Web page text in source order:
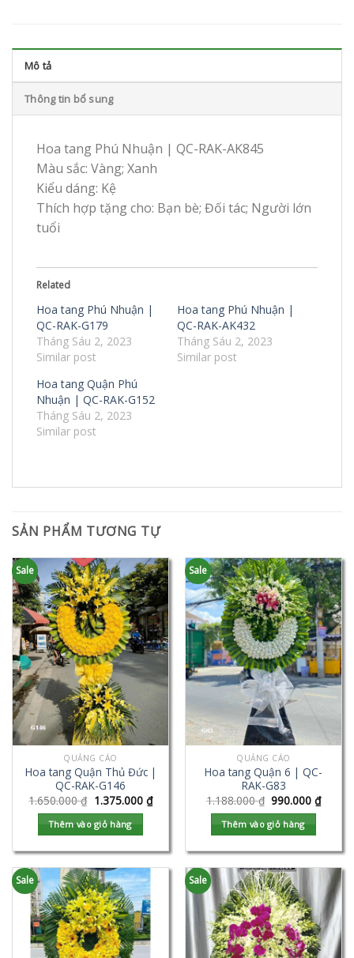
Mô tả
Thông tin bổ sung
Hoa tang Phú Nhuận | QC-RAK-AK845
Màu sắc: Vàng; Xanh
Kiểu dáng: Kệ
Thích hợp tặng cho: Bạn bè; Đối tác; Người lớn
tuổi
Related
Hoa tang Phú Nhuận |
QC-RAK-G179
Tháng Sáu 2, 2023
Similar post
Hoa tang Phú Nhuận |
QC-RAK-AK432
Tháng Sáu 2, 2023
Similar post
Hoa tang Quận Phú
Nhuận | QC-RAK-G152
Tháng Sáu 2, 2023
Similar post
SẢN PHẨM TƯƠNG TỰ
Sale
QUẢNG CÁO
Hoa tang Quận Thủ Đức |
QC-RAK-G146
1.650.000₫ 1.375.000 ₫
Thêm vào giỏ hàng
Sale
QUẢNG CÁO
Hoa tang Quận 6 | QC-
RAK-G83
1.188.000₫ 990.000₫
Thêm vào giỏ hàng
Sale Sale